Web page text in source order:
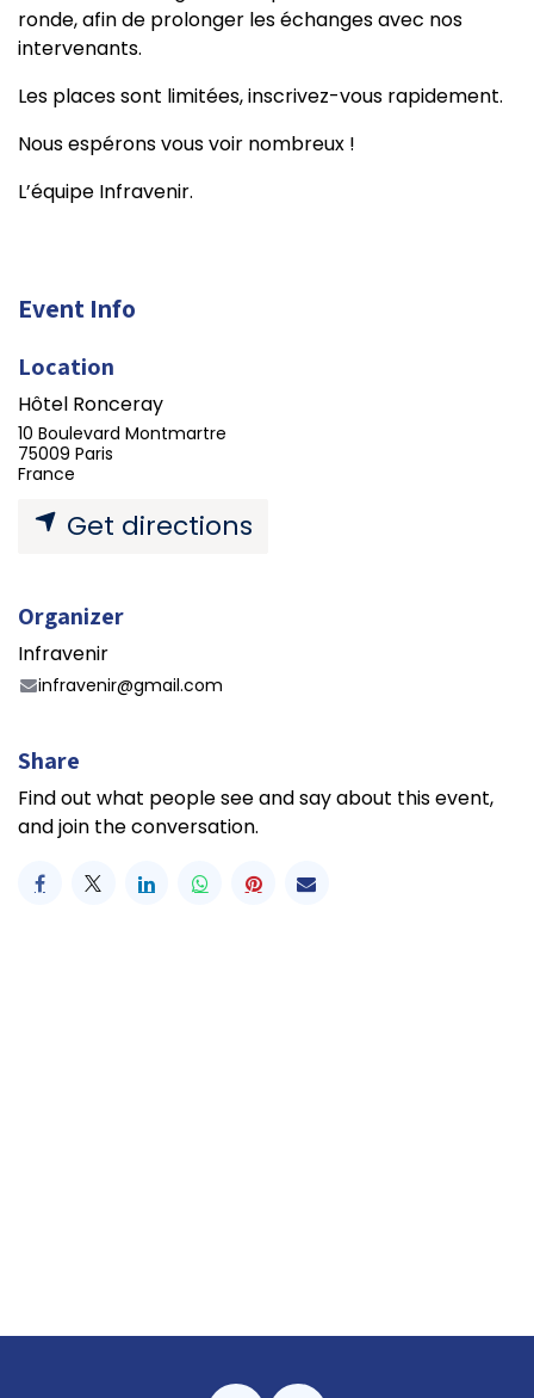
ronde, afin de prolonger les échanges avec nos
intervenants.
Les places sont limitées, inscrivez-vous rapidement.
Nous espérons vous voir nombreux !
L’équipe Infravenir.
Event Info
Location
Hôtel Ronceray
10 Boulevard Montmartre
75009 Paris
France
Get directions
Organizer
Infravenir
infravenir@gmail.com
Share
Find out what people see and say about this event,
and join the conversation.